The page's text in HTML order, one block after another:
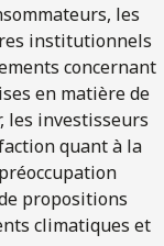
les
institutionnels
concernant
en matière de
les investisseurs
quant à la
propositions
climatiques et